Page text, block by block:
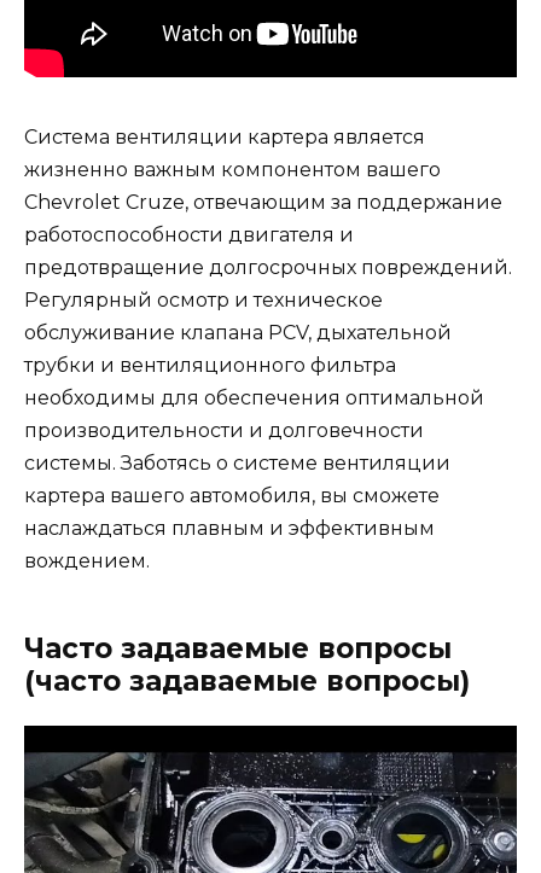
Система вентиляции картера является
жизненно важным компонентом вашего
Chevrolet Cruze, отвечающим за поддержание
работоспособности двигателя и
предотвращение долгосрочных повреждений.
Регулярный осмотр и техническое
обслуживание клапана PCV, дыхательной
трубки и вентиляционного фильтра
необходимы для обеспечения оптимальной
производительности и долговечности
системы. Заботясь о системе вентиляции
картера вашего автомобиля, вы сможете
наслаждаться плавным и эффективным
вождением.
Часто задаваемые вопросы
(часто задаваемые вопросы)